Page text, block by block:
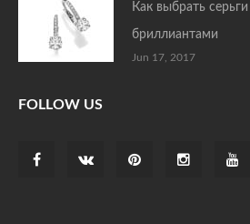
Как выбрать
бриллиантами
Jun 17, 2017
FOLLOW US